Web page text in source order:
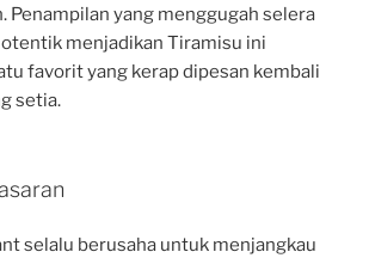
Penampilan yang menggugah selera
menjadikan Tiramisu ini
favorit yang kerap dipesan kembali
setia.
selalu berusaha untuk menjangkau